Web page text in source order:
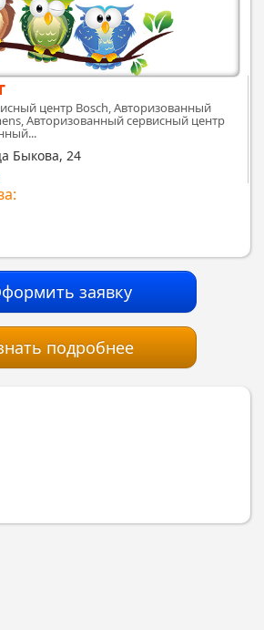
центр Bosch, Авторизованный
Авторизованный сервисный центр
Быкова, 24
заявку
подробнее